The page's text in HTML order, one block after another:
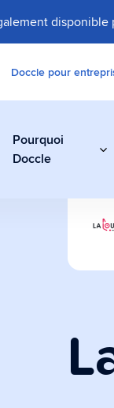
Doccle pour
Pourquoi
Doccle